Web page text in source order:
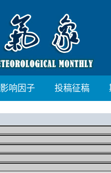
影响因子 投稿征稿